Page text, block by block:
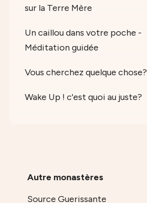
sur la Terre Mère
Un caillou dans votre poche -
Méditation guidée
Vous cherchez quelque chose?
Wake Up ! c'est quoi au juste?
Autre monastères
Source Guerissante